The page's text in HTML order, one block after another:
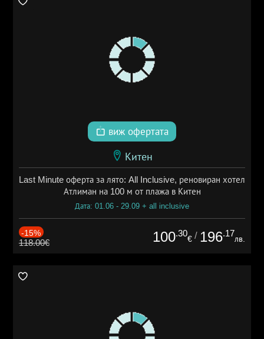
виж офертата
Китен
Last Minute оферта за лято: All Inclusive, реновиран хотел
Атлиман на 100 м от плажа в Китен
Дата: 01.06 - 29.09 + all inclusive
-15%
118.00€ 100.30
€ / 196.17
лв.